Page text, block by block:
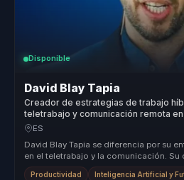
Disponible
David Blay Tapia
Creador de estrategias de trabajo
teletrabajo y comunicación remota
coordinación y bienestar para
ES
David Blay Tapia se diferencia por su
en el teletrabajo y la comunicación. Su
implementar mod...
Productividad Inteligencia Artificial y